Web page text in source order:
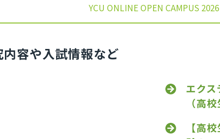
YCU ONLINE OPEN CAMPUS 2026
容や入試情報など
エク
（高
【高